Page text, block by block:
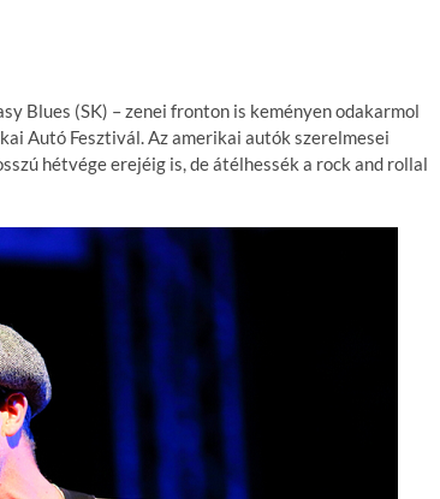
Blues (SK) – zenei fronton is keményen odakarmol
Autó Fesztivál. Az amerikai autók szerelmesei
hétvége erejéig is, de átélhessék a rock and rollal